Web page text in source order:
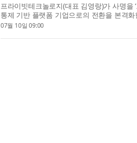
프라이빗테크놀로지(대표 김영랑)가 사명을
통제 기반 플랫폼 기업으로의 전환을 본격
과 함께 새로운 슬로건 ‘Private...
07월 10일 09:00